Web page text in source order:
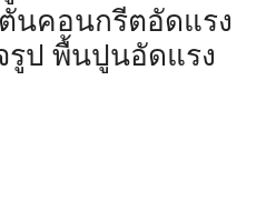
นคอนกรีตอัดแรง
รูป พื้นปูนอัดแรง